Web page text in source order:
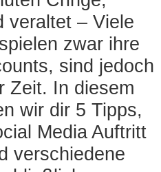
veraltet – Viele
zwar ihre
sind jedoch
Zeit. In diesem
wir dir 5 Tipps,
Media Auftritt
verschiedene